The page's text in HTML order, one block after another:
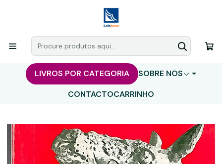
LIVROS POR CATEGORIA
SOBRE NÓS
CONTACTOCARRINHO